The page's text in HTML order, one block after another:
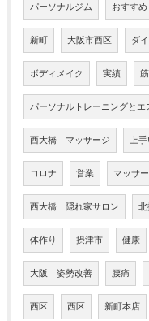
パーソナルジム おすすめ
新町 大阪市西区 ダ
ボディメイク 実績
パーソナルトレーニングとエ
西大橋 マッサージ 上
コロナ 営業 マッサ
西大橋 隠れ家サロン
体作り 摂津市 健康
大阪 姿勢改善 腰痛
西区 西区 新町本店